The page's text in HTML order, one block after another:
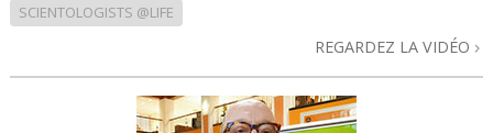
SCIENTOLOGISTS @LIFE
REGARDEZ LA VIDÉO